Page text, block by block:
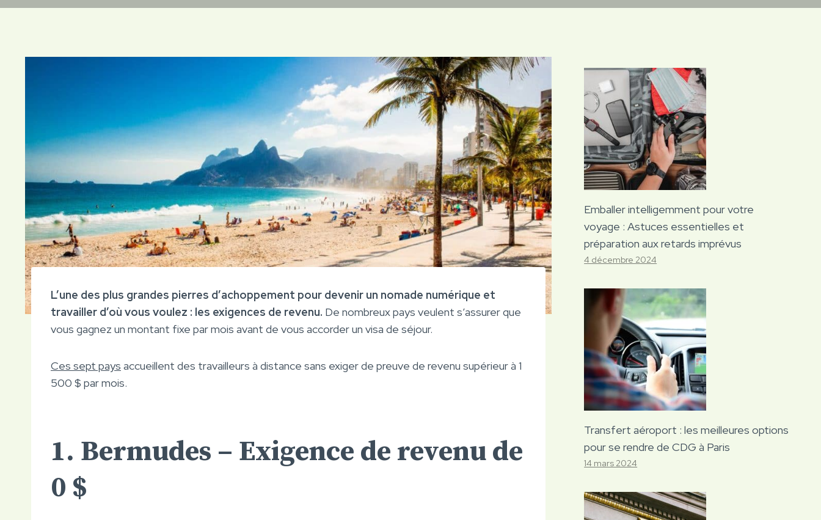
L’une des plus grandes pierres d’achoppement pour devenir un nomade numérique et
travailler d’où vous voulez : les exigences de revenu. De nombreux pays veulent s’assurer que
vous gagnez un montant fixe par mois avant de vous accorder un visa de séjour.
Ces sept pays accueillent des travailleurs à distance sans exiger de preuve de revenu supérieur à 1
500 $ par mois.
1. Bermudes – Exigence de revenu de
0 $
Emballer intelligemment pour votre
voyage : Astuces essentielles et
préparation aux retards imprévus
4 décembre 2024
Transfert aéroport : les meilleures options
pour se rendre de CDG à Paris
14 mars 2024